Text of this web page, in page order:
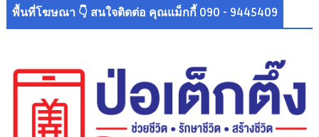
พื้นที่โฆษณา 👇 สนใจติดต่อ คุณแม็กกี้ 090 - 9445409